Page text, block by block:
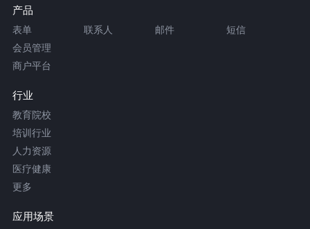
产品
表单 联系人 邮件
短信
会员管理
商户平台
行业
教育院校
培训行业
人力资源
医疗健康
更多
应用场景